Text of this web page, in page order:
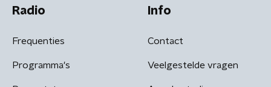
Radio
Frequenties
Programma's
Info
Contact
Veelgestelde vragen